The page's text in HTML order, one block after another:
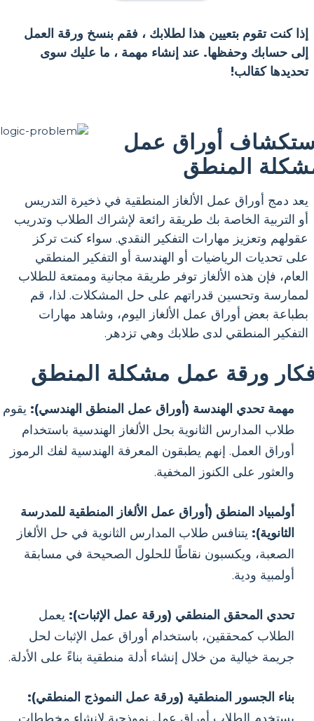
إذا كنت تقوم بتعيين هذا لطلابك ، فقم بنسخ ورقة العمل
إلى حسابك وحفظها. عند إنشاء مهمة ، ما عليك سوى
تحديدها كقالب!
أوراق عمل
المنطق
يعد دمج أوراق عمل الألغاز المنطقية في ذخيرة التدريس
أو التربية الخاصة بك طريقة رائعة لإشراك الطلاب وتدريب
عقولهم وتعزيز مهارات التفكير النقدي. سواء كنت تركز
على تحديات الرياضيات أو الهندسة أو التفكير المنطقي
العام، فإن هذه الألغاز توفر طريقة مجانية وممتعة للطلاب
لممارسة وتحسين قدراتهم على حل المشكلات. لذا، قم
بطباعة بعض أوراق عمل الألغاز اليوم، وشاهد مهارات
التفكير المنطقي لدى طلابك وهي تزدهر.
ورقة عمل مشكلة المنطق
مهمة تحدي الهندسة (أوراق عمل المنطق الهندسي): يقوم
طلاب المدارس الثانوية بحل الألغاز الهندسية باستخدام
أوراق العمل. إنهم يطبقون المعرفة الهندسية لفك الرموز
والعثور على الكنوز المخفية.
أولمبياد المنطق (أوراق عمل الألغاز المنطقية للمدرسة
الثانوية): يتنافس طلاب المدارس الثانوية في حل الألغاز
الصعبة، ويكسبون نقاطًا للحلول الصحيحة في مسابقة
أولمبية ودية.
تحدي المحقق المنطقي (ورقة عمل الإثبات): يعمل
الطلاب كمحققين، باستخدام أوراق عمل الإثبات لحل
جريمة خيالية من خلال إنشاء أدلة منطقية بناءً على الأدلة.
بناء الجسور المنطقية (ورقة عمل النموذج المنطقي):